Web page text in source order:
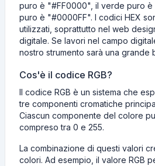
puro è "#FF0000", il verde puro
puro è "#0000FF". I codici HEX
utilizzati, soprattutto nel web
digitale. Se lavori nel campo
nostro strumento sarà una grande
Cos'è il codice RGB?
Il codice RGB è un sistema che
tre componenti cromatiche
Ciascun componente del colore
compreso tra 0 e 255.
La combinazione di questi valori
colori. Ad esempio, il valore RGB